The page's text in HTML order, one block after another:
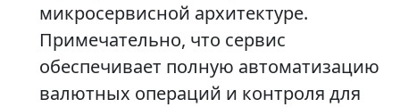
микросервисной архитектуре.
Примечательно, что сервис
обеспечивает полную автоматизацию
валютных операций и контроля для